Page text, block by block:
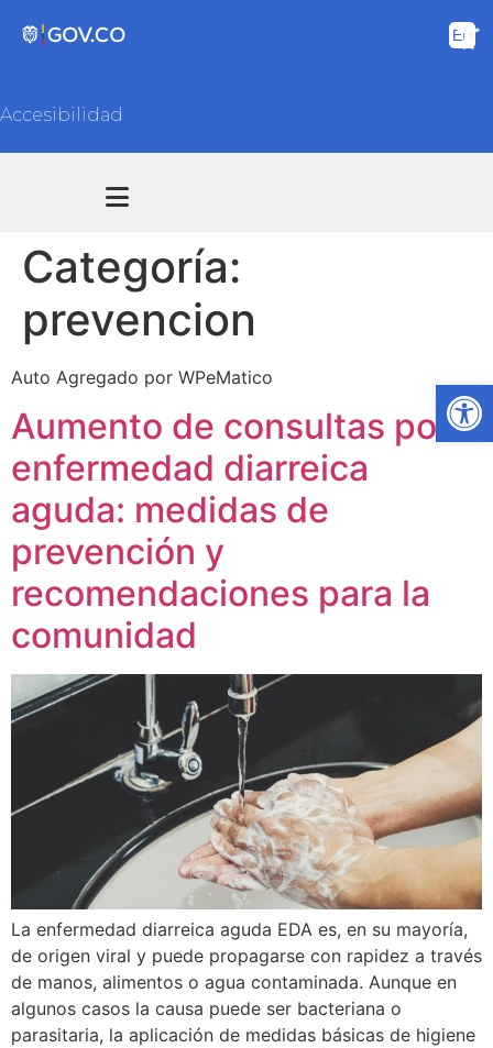
Accesibilidad
Categoría:
prevencion
Auto Agregado por WPeMatico
Aumento de consultas por
enfermedad diarreica
aguda: medidas de
prevención y
recomendaciones para la
comunidad
La enfermedad diarreica aguda EDA es, en su mayoría,
de origen viral y puede propagarse con rapidez a través
de manos, alimentos o agua contaminada. Aunque en
algunos casos la causa puede ser bacteriana o
parasitaria, la aplicación de medidas básicas de higiene